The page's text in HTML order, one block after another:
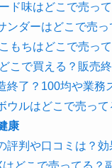
ド味はどこで売っ
ンダーはどこで売
もちはどこで売っ
こで買える？販売
終了？100均や業務
ウルはどこで売っ
康
評判や口コミは？効